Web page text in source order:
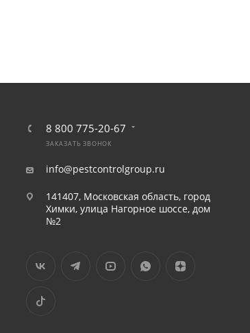
8 800 775-20-67
ЗАКАЗАТЬ ЗВОНОК
info@pestcontrolgroup.ru
141407, Московская область, город
Химки, улица Нагорное шоссе, дом
№2